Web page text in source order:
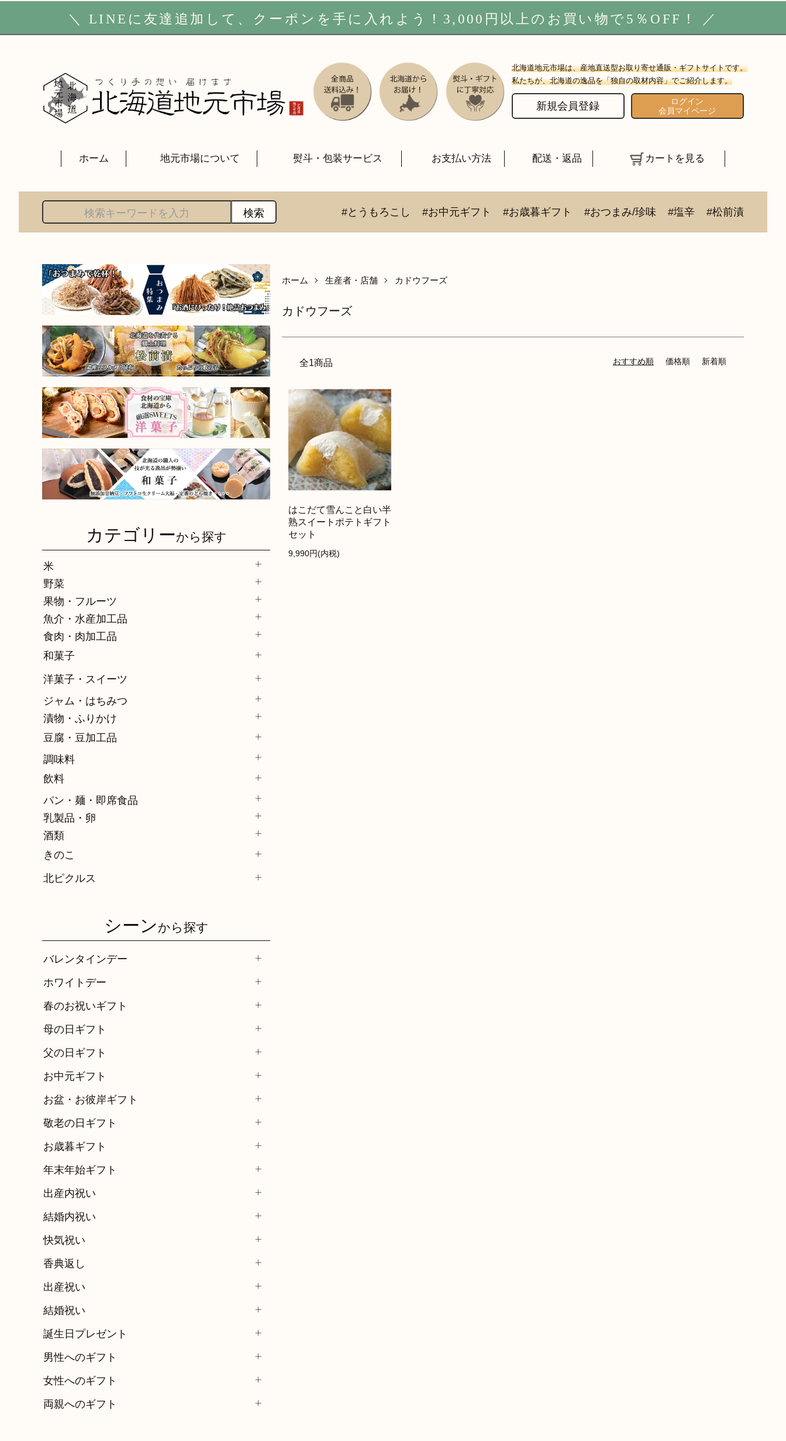
＼ LINE に友達追加して、クーポンを手に入れよう！3,000円以上のお買い物で5 ％OFF ！ ／
北海道地元市場は、産地直送型お取り寄せ通販・ギフトサイトです。
私たちが、北海道の逸品を「独自の取材内容」でご紹介します。
新規会員登録
ログイン
会員マイページ
ホーム 地元市場について 熨斗・包装サービス お支払い方法 配送・返品 カートを見る
#とうもろこし #お中元ギフト #お歳暮ギフト #おつまみ/珍味 #塩辛 #松前漬
カテゴリーから探す
米
野菜
果物・フルーツ
魚介・水産加工品
食肉・肉加工品
和菓子
洋菓子・スイーツ
ジャム・はちみつ
漬物・ふりかけ
豆腐・豆加工品
調味料
飲料
パン・麺・即席食品
乳製品・卵
酒類
きのこ
北ピクルス
シーンから探す
バレンタインデー
ホワイトデー
春のお祝いギフト
母の日ギフト
父の日ギフト
お中元ギフト
お盆・お彼岸ギフト
敬老の日ギフト
お歳暮ギフト
年末年始ギフト
出産内祝い
結婚内祝い
快気祝い
香典返し
出産祝い
結婚祝い
誕生日プレゼント
男性へのギフト
女性へのギフト
両親へのギフト
ホーム 生産者・店舗 カドウフーズ
カドウフーズ
全1商品 おすすめ順 価格順 新着順
はこだて雪んこと白い半
熟スイートポテトギフト
セット
9,990円(内税)